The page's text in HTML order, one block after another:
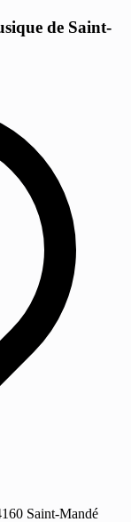
de Saint-
Saint-Mandé